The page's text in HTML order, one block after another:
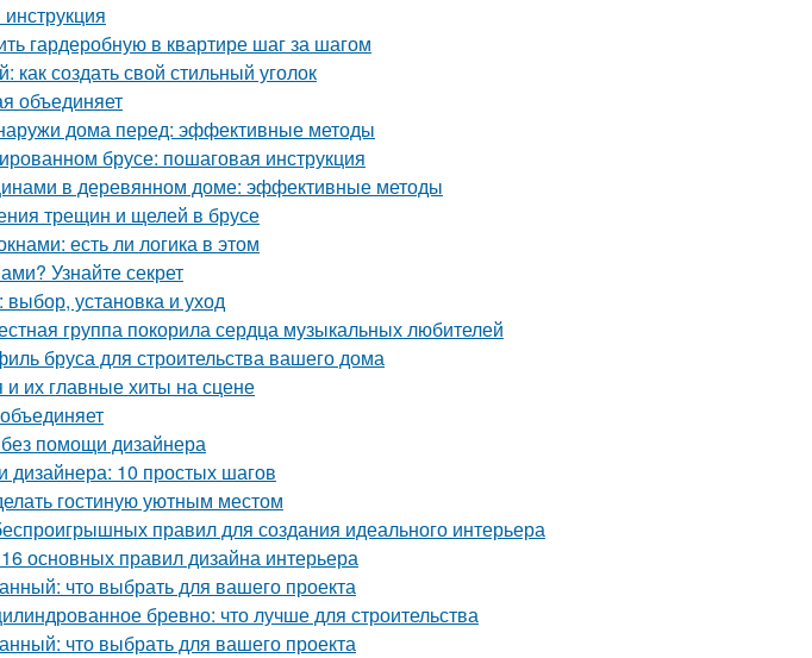
гардеробную в квартире шаг за шагом
создать свой стильный уголок
объединяет
дома перед: эффективные методы
брусе: пошаговая инструкция
в деревянном доме: эффективные методы
трещин и щелей в брусе
есть ли логика в этом
Узнайте секрет
установка и уход
группа покорила сердца музыкальных любителей
бруса для строительства вашего дома
их главные хиты на сцене
без помощи дизайнера
10 простых шагов
гостиную уютным местом
правил для создания идеального интерьера
основных правил дизайна интерьера
что выбрать для вашего проекта
бревно: что лучше для строительства
что выбрать для вашего проекта